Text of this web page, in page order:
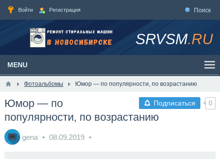
Войти Регистрация Поиск
SRVSM.RU
MENU
Фотоальбомы Юмор — по популярности, по возрастанию
Подписаться 0
Юмор — по
популярности, по возрастанию
gena 08.09.2019